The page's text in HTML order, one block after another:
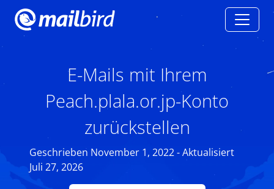
E-Mails mit Ihrem
Peach.plala.or.jp-Konto
zurückstellen
Geschrieben November 1, 2022 - Aktualisiert
Juli 27, 2026